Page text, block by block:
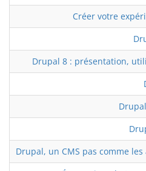
Créer votre
Drupal 8 : présentation,
Drupal, un CMS pas comme